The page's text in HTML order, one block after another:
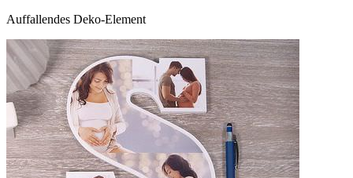
Auffallendes Deko-Element